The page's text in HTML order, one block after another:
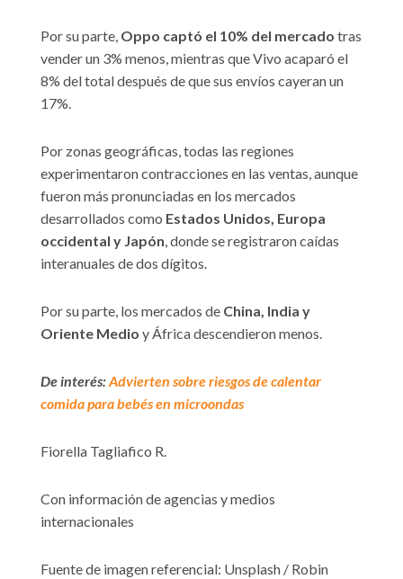
Por su parte, Oppo captó el 10% del mercado tras
vender un 3% menos, mientras que Vivo acaparó el
8% del total después de que sus envíos cayeran un
17%.
Por zonas geográficas, todas las regiones
experimentaron contracciones en las ventas, aunque
fueron más pronunciadas en los mercados
desarrollados como Estados Unidos, Europa
occidental y Japón, donde se registraron caídas
interanuales de dos dígitos.
Por su parte, los mercados de China, India y
Oriente Medio y África descendieron menos.
De interés:Advierten sobre riesgos de calentar
comida para bebés en microondas
Fiorella Tagliafico R.
Con información de agencias y medios
internacionales
Fuente de imagen referencial: Unsplash / Robin